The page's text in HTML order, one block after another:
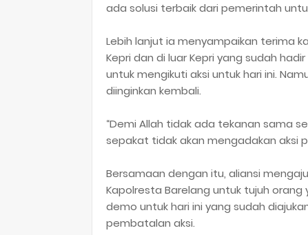
ada solusi terbaik dari pemerintah
Lebih lanjut ia menyampaikan terima
Kepri dan di luar Kepri yang sudah
untuk mengikuti aksi untuk hari ini.
diinginkan kembali.
“Demi Allah tidak ada tekanan sama
sepakat tidak akan mengadakan aksi
Bersamaan dengan itu, aliansi
Kapolresta Barelang untuk tujuh orang
demo untuk hari ini yang sudah
pembatalan aksi.